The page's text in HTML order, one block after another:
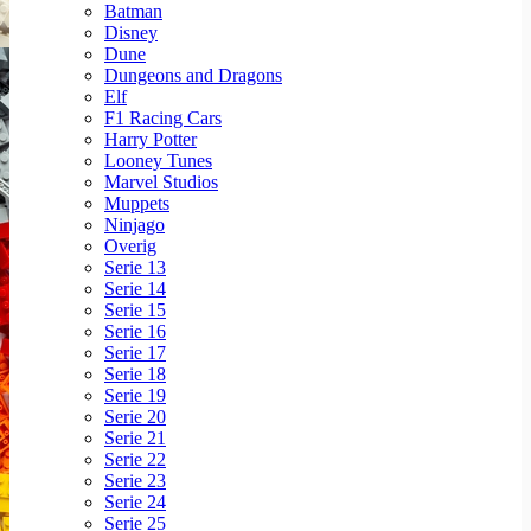
Batman
Disney
Dune
Dungeons and Dragons
Elf
F1 Racing Cars
Harry Potter
Looney Tunes
Marvel Studios
Muppets
Ninjago
Overig
Serie 13
Serie 14
Serie 15
Serie 16
Serie 17
Serie 18
Serie 19
Serie 20
Serie 21
Serie 22
Serie 23
Serie 24
Serie 25